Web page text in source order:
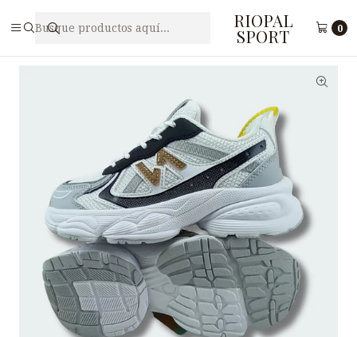
RIOPAL
SPORT 0
Zapatillas juveniles PUNTO V GM4-2